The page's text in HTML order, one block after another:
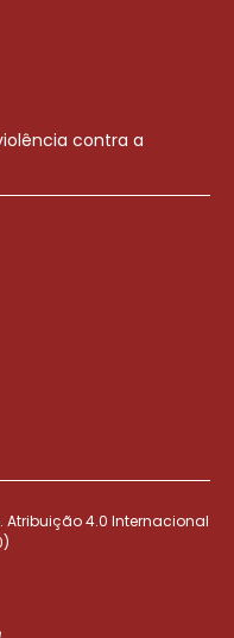
contra a
4.0 Internacional